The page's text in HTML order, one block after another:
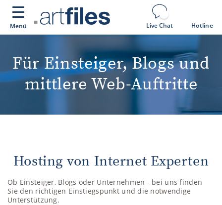
Cookie-Einstellungen
Menü Live Chat Hotline
Für Einsteiger, Blogs und
mittlere Web-Auftritte
Hosting von Internet Experten
Ob Einsteiger, Blogs oder Unternehmen - bei uns finden
Sie den richtigen Einstiegspunkt und die notwendige
Unterstützung.